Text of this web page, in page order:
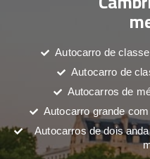
Autocarro de
Autocarro de
Autocarros de
Autocarro grande
Autocarros de dois